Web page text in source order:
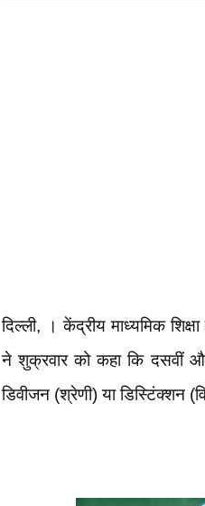
दिल्ली, । केंद्रीय माध्यमिक
ने शुक्रवार को कहा कि दसवीं और
डिवीजन (श्रेणी) या डिस्टिंक्शन